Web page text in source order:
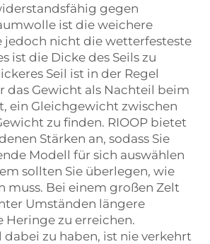
gegen
ist die weichere
jedoch nicht die wetterfesteste
ist die Dicke des Seils zu
Seil ist in der Regel
das Gewicht als Nachteil beim
ein Gleichgewicht zwischen
zu finden. RIOOP bietet
Stärken an, sodass Sie
Modell für sich auswählen
sollten Sie überlegen, wie
muss. Bei einem großen Zelt
Umständen längere
Heringe zu erreichen.
dabei zu haben, ist nie verkehrt